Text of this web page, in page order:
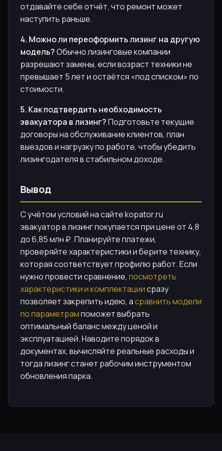
отдавайте себе отчёт, что ремонт может
наступить раньше.
4. Можно ли переоформить лизинг на другую
модель?Обычно лизинговые компании
разрешают замены, если возраст техники не
превышает 5 лет и остаётся «под списком» по
стоимости.
5. Как подтвердить необходимость
эвакуатора в лизинг?Подготовьте текущие
договоры на обслуживание клиентов, план
выездов и нагрузку по работе, чтобы убедить
лизингодателя в стабильном доходе.
Вывод
С учётом условий на сайте kopator.ru
эвакуатор в лизинг покупается при цене от 4,8
до 6,85 млн ₽. Планируйте платежи,
проверяйте характеристики и берите технику,
которая соответствует профилю работ. Если
нужно провести сравнение, посмотреть
характеристики и комплектациисразу
позволяет закрепить идею, асравнить модели
по параметрампоможет выбрать
оптимальный баланс между ценой и
эксплуатацией. Наводите порядок в
документах, вычисляйте реальные расходы и
тогда лизинг станет рабочим инструментом
обновления парка.